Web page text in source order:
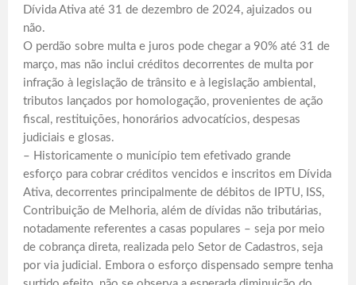
Dívida Ativa até 31 de dezembro de 2024, ajuizados ou
não.
O perdão sobre multa e juros pode chegar a 90% até 31 de
março, mas não inclui créditos decorrentes de multa por
infração à legislação de trânsito e à legislação ambiental,
tributos lançados por homologação, provenientes de ação
fiscal, restituições, honorários advocatícios, despesas
judiciais e glosas.
– Historicamente o município tem efetivado grande
esforço para cobrar créditos vencidos e inscritos em Dívida
Ativa, decorrentes principalmente de débitos de IPTU, ISS,
Contribuição de Melhoria, além de dívidas não tributárias,
notadamente referentes a casas populares – seja por meio
de cobrança direta, realizada pelo Setor de Cadastros, seja
por via judicial. Embora o esforço dispensado sempre tenha